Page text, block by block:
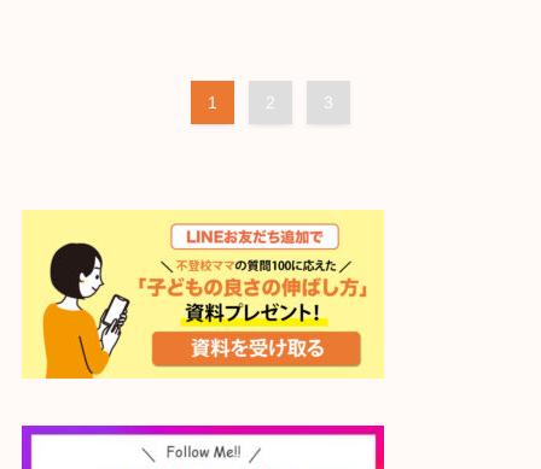
1 2 3